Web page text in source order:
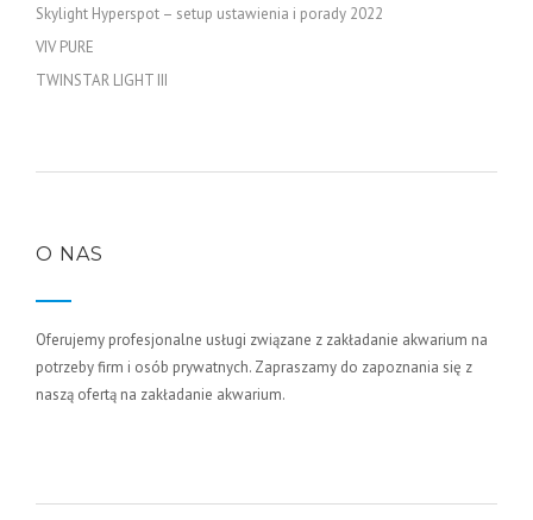
Skylight Hyperspot – setup ustawienia i porady 2022
VIV PURE
TWINSTAR LIGHT III
O NAS
Oferujemy profesjonalne usługi związane z zakładanie akwarium na
potrzeby firm i osób prywatnych. Zapraszamy do zapoznania się z
naszą ofertą na zakładanie akwarium.